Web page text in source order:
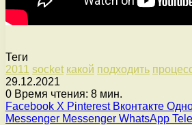
Теги
2011 socket какой подходить
29.12.2021
0 Время чтения: 8 мин.
Facebook X Pinterest Вконтакте
Messenger Messenger WhatsApp